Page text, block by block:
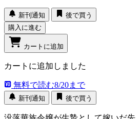
新刊通知
後で買う
購入に進む
カートに追加
カートに追加しました
無料で読む8/20まで
新刊通知 後で買う